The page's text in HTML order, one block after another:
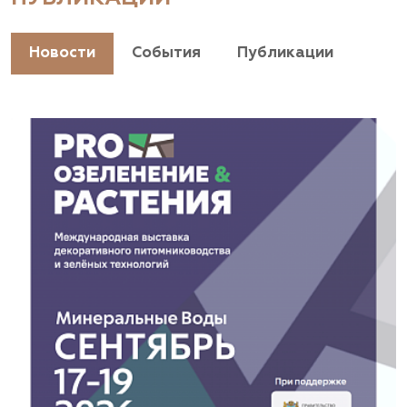
+7(928) 044-45-94
Владимирская область, Киржачский район, пос.
Знаменское
(929) 992-7100
Московская область, Каширский р-н, дер.
Барабаново
(929) 992-7100
Новости События Публикации